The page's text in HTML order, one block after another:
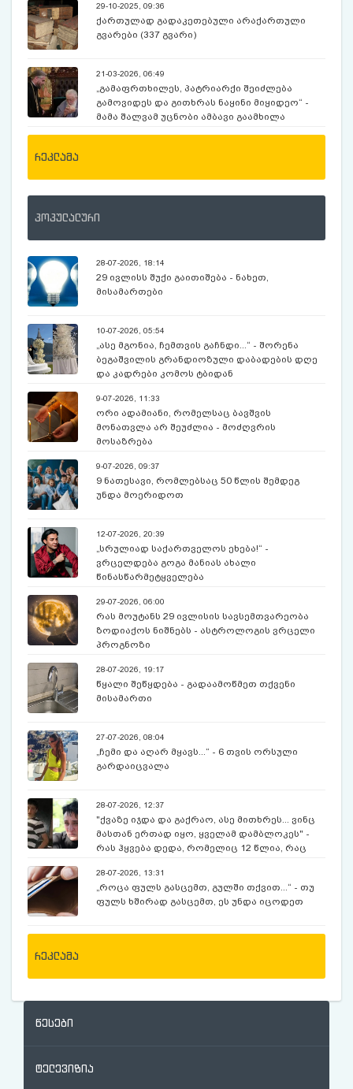
29-10-2025, 09:36
ქართულად გადაკეთებული არაქართული
გვარები (337 გვარი)
21-03-2026, 06:49
„გამაფრთხილეს, პატრიარქი შეიძლება
გამოვიდეს და გითხრას ნაყინი მიყიდეო“ -
მამა შალვამ უცნობი ამბავი გაამხილა
რეკლამა
პოპულალური
28-07-2026, 18:14
29 ივლისს შუქი გაითიშება - ნახეთ,
მისამართები
10-07-2026, 05:54
„ასე მგონია, ჩემთვის გაჩნდი...“ - შორენა
ბეგაშვილის გრანდიოზული დაბადების დღე
და კადრები კომოს ტბიდან
9-07-2026, 11:33
ორი ადამიანი, რომელსაც ბავშვის
მონათვლა არ შეუძლია - მოძღვრის
მოსაზრება
9-07-2026, 09:37
9 ნათესავი, რომლებსაც 50 წლის შემდეგ
უნდა მოერიდოთ
12-07-2026, 20:39
„სრულიად საქართველოს ეხება!“ -
ვრცელდება გოგა მანიას ახალი
წინასწარმეტყველება
29-07-2026, 06:00
რას მოუტანს 29 ივლისის სავსემთვარეობა
ზოდიაქოს ნიშნებს - ასტროლოგის ვრცელი
პროგნოზი
28-07-2026, 19:17
წყალი შეწყდება - გადაამოწმეთ თქვენი
მისამართი
27-07-2026, 08:04
„ჩემი და აღარ მყავს...“ - 6 თვის ორსული
გარდაიცვალა
28-07-2026, 12:37
"ქვაზე იჯდა და გაქრაო, ასე მითხრეს... ვინც
მასთან ერთად იყო, ყველამ დამბლოკეს" -
რას ჰყვება დედა, რომელიც 12 წლია, რაც
შვილს ეძებს
28-07-2026, 13:31
„როცა ფულს გასცემთ, გულში თქვით...“ - თუ
ფულს ხშირად გასცემთ, ეს უნდა იცოდეთ
რეკლამა
წესები
ტელევიზია